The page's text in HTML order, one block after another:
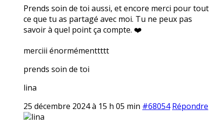
Prends soin de toi aussi, et encore merci pour tout
ce que tu as partagé avec moi. Tu ne peux pas
savoir à quel point ça compte. ❤️
merciii énormémenttttt
prends soin de toi
lina
25 décembre 2024 à 15 h 05 min #68054 Répondre
lina